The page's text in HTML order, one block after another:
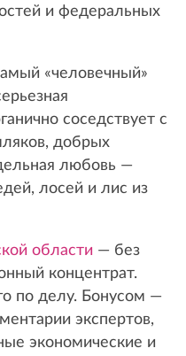
и федеральных
«человечный»
соседствует с
добрых
любовь —
лосей и лис из
области — без
концентрат.
по делу. Бонусом —
экспертов,
экономические и